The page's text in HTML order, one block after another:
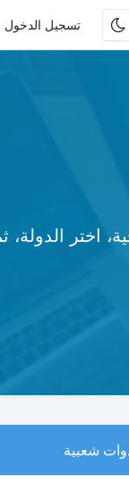
تسجيل الدخول
اختر الدولة،
شعبية